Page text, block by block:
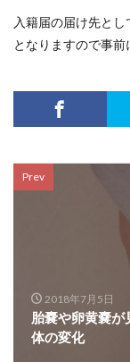
入籍届の届け先と
となりますので事前
Prev
2018年7月5日
胎嚢や卵黄嚢が
体の変化